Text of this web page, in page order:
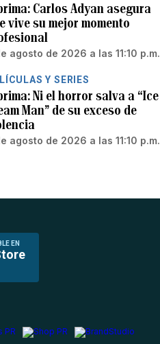
Carlos Adyan asegura
vive su mejor momento
agosto de 2026 a las 11:10 p.m.
Y SERIES
Ni el horror salva a “Ice
Man” de su exceso de
agosto de 2026 a las 11:10 p.m.
EN